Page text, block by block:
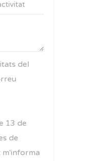
del
13 de
de
m'informa